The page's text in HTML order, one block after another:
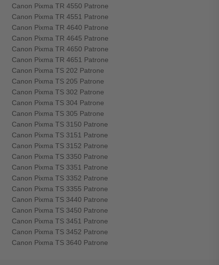
Canon Pixma TR 4550 Patrone
Canon Pixma TR 4551 Patrone
Canon Pixma TR 4640 Patrone
Canon Pixma TR 4645 Patrone
Canon Pixma TR 4650 Patrone
Canon Pixma TR 4651 Patrone
Canon Pixma TS 202 Patrone
Canon Pixma TS 205 Patrone
Canon Pixma TS 302 Patrone
Canon Pixma TS 304 Patrone
Canon Pixma TS 305 Patrone
Canon Pixma TS 3150 Patrone
Canon Pixma TS 3151 Patrone
Canon Pixma TS 3152 Patrone
Canon Pixma TS 3350 Patrone
Canon Pixma TS 3351 Patrone
Canon Pixma TS 3352 Patrone
Canon Pixma TS 3355 Patrone
Canon Pixma TS 3440 Patrone
Canon Pixma TS 3450 Patrone
Canon Pixma TS 3451 Patrone
Canon Pixma TS 3452 Patrone
Canon Pixma TS 3640 Patrone